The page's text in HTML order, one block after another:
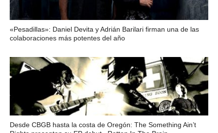
«Pesadillas»: Daniel Devita y Adrián Barilari firman una de las
colaboraciones más potentes del año
Desde CBGB hasta la costa de Oregón: The Something Ain’t